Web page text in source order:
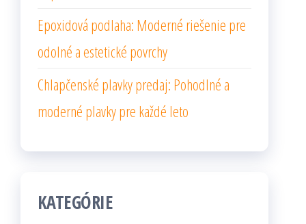
Epoxidová podlaha: Moderné riešenie pre
odolné a estetické povrchy
Chlapčenské plavky predaj: Pohodlné a
moderné plavky pre každé leto
KATEGÓRIE